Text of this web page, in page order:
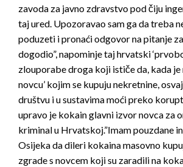
zavoda za javno zdravstvo pod čiju
taj ured. Upozoravao sam ga da treba
poduzeti i pronaći odgovor na pitanje
dogodio”, napominje taj hrvatski
zlouporabe droga koji ističe da, kada je
novcu’ kojim se kupuju nekretnine,
društvu i u sustavima moći preko
upravo je kokain glavni izvor novca za
kriminal u Hrvatskoj.”Imam pouzdane
Osijeka da dileri kokaina masovno
zgrade s novcem koji su zaradili na